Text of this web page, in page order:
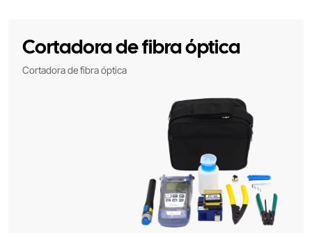
Cortadora de fibra óptica
Cortadora de fibra óptica